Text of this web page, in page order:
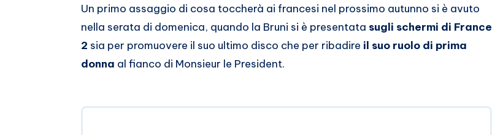
Un primo assaggio di cosa toccherà ai francesi nel prossimo autunno si è avuto
nella serata di domenica, quando la Bruni si è presentata sugli schermi di France
2 sia per promuovere il suo ultimo disco che per ribadire il suo ruolo di prima
donna al fianco di Monsieur le President.